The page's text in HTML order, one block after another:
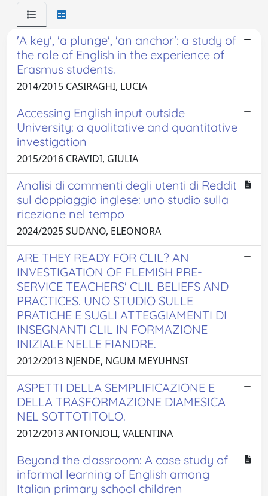
'A key', 'a plunge', 'an anchor': a study of
the role of English in the experience of
Erasmus students.
2014/2015 CASIRAGHI, LUCIA
Accessing English input outside
University: a qualitative and quantitative
investigation
2015/2016 CRAVIDI, GIULIA
Analisi di commenti degli utenti di Reddit
sul doppiaggio inglese: uno studio sulla
ricezione nel tempo
2024/2025 SUDANO, ELEONORA
ARE THEY READY FOR CLIL? AN
INVESTIGATION OF FLEMISH PRE-
SERVICE TEACHERS' CLIL BELIEFS AND
PRACTICES. UNO STUDIO SULLE
PRATICHE E SUGLI ATTEGGIAMENTI DI
INSEGNANTI CLIL IN FORMAZIONE
INIZIALE NELLE FIANDRE.
2012/2013 NJENDE, NGUM MEYUHNSI
ASPETTI DELLA SEMPLIFICAZIONE E
DELLA TRASFORMAZIONE DIAMESICA
NEL SOTTOTITOLO.
2012/2013 ANTONIOLI, VALENTINA
Beyond the classroom: A case study of
informal learning of English among
Italian primary school children